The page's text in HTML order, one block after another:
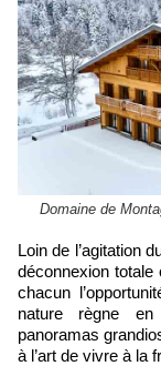
Domaine de
Loin de l’agitation du quotidien, cet établissement 5* invite à une
déconnexion
chacun
nature règne
panoramas
à l’art de vivre à la